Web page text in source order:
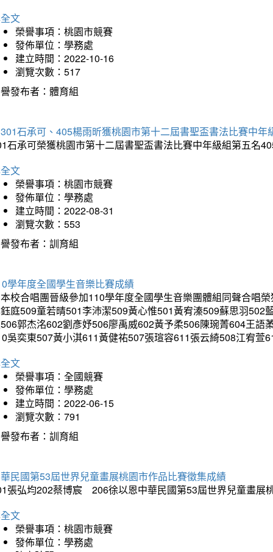
文
榮譽事項：桃園市競賽
發佈單位：學務處
建立時間：2022-10-16
瀏覽次數：517
發布者：體育組
石承可、405楊雨昕獲桃園市第十二屆書聖盃書法比賽中年
石承可榮獲桃園市第十二屆書聖盃書法比賽中年級組第五名
文
榮譽事項：桃園市競賽
發佈單位：學務處
建立時間：2022-08-31
瀏覽次數：553
發布者：訓育組
學年度全國學生音樂比賽成績
校合唱團晉級參加110學年度全國學生音樂團體組同聲合唱
庭509童若晴501李沛潔509黃心惟501黃宥溱509蘇思羽
郭杰洺602劉彥妤506廖禹威602黃予柔506陳琬菁604王
吳奕東507黃小淇611黃健祐507張瑄容611張云綺508江宥萱
文
榮譽事項：全國競賽
發佈單位：學務處
建立時間：2022-06-15
瀏覽次數：791
發布者：訓育組
民國第53屆世界兒童畫展桃園市作品比賽徵集成績
張弘均202蔡博宸 206徐以恩中華民國第53屆世界兒童畫展
文
榮譽事項：桃園市競賽
發佈單位：學務處